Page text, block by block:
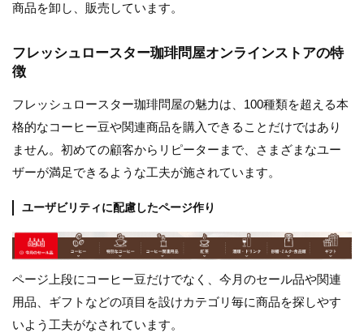
商品を卸し、販売しています。
フレッシュロースター珈琲問屋オンラインストアの特
徴
フレッシュロースター珈琲問屋の魅力は、100種類を超える本
格的なコーヒー豆や関連商品を購入できることだけではあり
ません。初めての顧客からリピーターまで、さまざまなユー
ザーが満足できるような工夫が施されています。
ユーザビリティに配慮したページ作り
ページ上段にコーヒー豆だけでなく、今月のセール品や関連
用品、ギフトなどの項目を設けカテゴリ毎に商品を探しやす
いよう工夫がなされています。